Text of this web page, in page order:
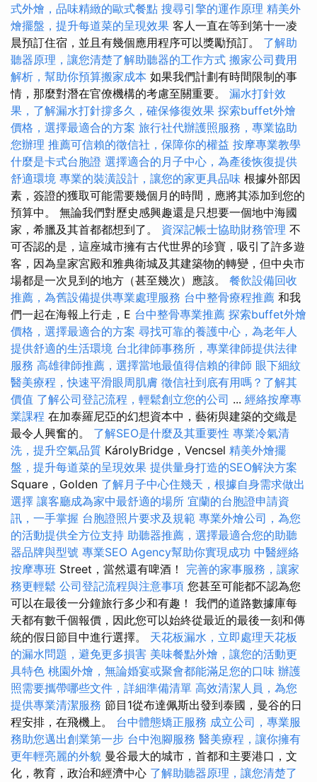
式外燴，品味精緻的歐式餐點 搜尋引擎的運作原理 精美外
燴擺盤，提升每道菜的呈現效果 客人一直在等到第十一凌
晨預訂住宿，並且有幾個應用程序可以獎勵預訂。 了解助
聽器原理，讓您清楚了解助聽器的工作方式 搬家公司費用
解析，幫助你預算搬家成本 如果我們計劃有時間限制的事
情，那麼對潛在官僚機構的考慮至關重要。 漏水打針效
果，了解漏水打針撐多久，確保修復效果 探索buffet外燴
價格，選擇最適合的方案 旅行社代辦護照服務，專業協助
您辦理 推薦可信賴的徵信社，保障你的權益 按摩專業教學
什麼是卡式台胞證 選擇適合的月子中心，為產後恢復提供
舒適環境 專業的裝潢設計，讓您的家更具品味 根據外部因
素，簽證的獲取可能需要幾個月的時間，應將其添加到您的
預算中。 無論我們對歷史感興趣還是只想要一個地中海國
家，希臘及其首都都想到了。 資深記帳士協助財務管理 不
可否認的是，這座城市擁有古代世界的珍寶，吸引了許多遊
客，因為皇家宮殿和雅典衛城及其建築物的轉變，但中央市
場都是一次見到的地方（甚至幾次）應該。 餐飲設備回收
推薦，為舊設備提供專業處理服務 台中整骨療程推薦 和我
們一起在海報上行走，E 台中整骨專業推薦 探索buffet外燴
價格，選擇最適合的方案 尋找可靠的養護中心，為老年人
提供舒適的生活環境 台北律師事務所，專業律師提供法律
服務 高雄律師推薦，選擇當地最值得信賴的律師 眼下細紋
醫美療程，快速平滑眼周肌膚 徵信社到底有用嗎？了解其
價值 了解公司登記流程，輕鬆創立您的公司 ... 經絡按摩專
業課程 在加泰羅尼亞的幻想資本中，藝術與建築的交織是
最令人興奮的。 了解SEO是什麼及其重要性 專業冷氣清
洗，提升空氣品質 KárolyBridge，Vencsel 精美外燴擺
盤，提升每道菜的呈現效果 提供量身打造的SEO解決方案
Square，Golden 了解月子中心住幾天，根據自身需求做出
選擇 讓客廳成為家中最舒適的場所 宜蘭的台胞證申請資
訊，一手掌握 台胞證照片要求及規範 專業外燴公司，為您
的活動提供全方位支持 助聽器推薦，選擇最適合您的助聽
器品牌與型號 專業SEO Agency幫助你實現成功 中醫經絡
按摩專班 Street，當然還有啤酒！ 完善的家事服務，讓家
務更輕鬆 公司登記流程與注意事項 您甚至可能都不認為您
可以在最後一分鐘旅行多少和有趣！ 我們的道路數據庫每
天都有數千個報價，因此您可以始終從最近的最後一刻和傳
統的假日節目中進行選擇。 天花板漏水，立即處理天花板
的漏水問題，避免更多損害 美味餐點外燴，讓您的活動更
具特色 桃園外燴，無論婚宴或聚會都能滿足您的口味 辦護
照需要攜帶哪些文件，詳細準備清單 高效清潔人員，為您
提供專業清潔服務 節目1從布達佩斯出發到泰國，曼谷的日
程安排，在飛機上。 台中體態矯正服務 成立公司，專業服
務助您邁出創業第一步 台中泡腳服務 醫美療程，讓你擁有
更年輕亮麗的外貌 曼谷最大的城市，首都和主要港口，文
化，教育，政治和經濟中心 了解助聽器原理，讓您清楚了